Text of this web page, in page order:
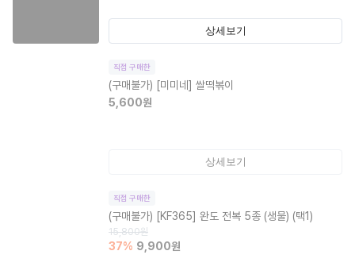
상세보기
직접 구매한
(구매불가) [미미네] 쌀떡볶이
5,600원
상세보기
직접 구매한
(구매불가) [KF365] 완도 전복 5종 (생물) (택1)
15,800원
37% 9,900원